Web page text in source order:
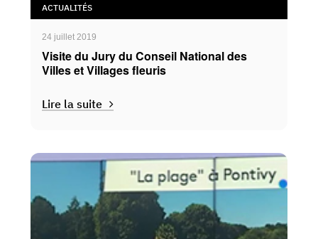
ACTUALITÉS
24 juillet 2019
Visite du Jury du Conseil National des
Villes et Villages fleuris
Lire la suite